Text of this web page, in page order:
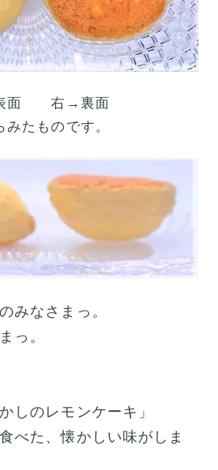
表面 右→裏面
たものです。
みなさまっ。
っ。
しのレモンケーキ」
べた、懐かしい味がしま